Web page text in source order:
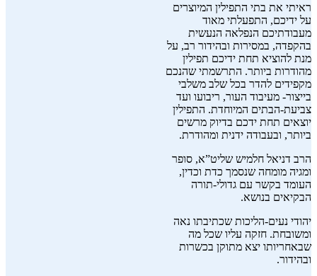
ראיתי את בתי התפילין המיוצרים
על ידיכם, התפעלתי מאוד
מעבודתיכם הנפלאה הנעשית
בהקפדה, במסירות ובהידור רב, על
מנת להוציא תחת ידיכם תפילין
מהודרות ביותר. התרשמתי שהנכם
מקפידים להדר בכל שלב משלבי
בייצור- מעיבוד העור, ריבועו ועד
צביעת-הבתים המיוחדת. התפילין
יוצאים תחת ידכם בדיוק מרשים
ביותר, ובעבודה ידנית ומהודרת.
הרב דניאל חלמיש שליט”א, סופר
ומגיה מומחה שנסמך כדת וכדין,
העומד בקשר עם גדולי-תורה
הבקיאים בנושא.
יהודי נעים-הליכות שכתיבתו נאה
ומשובחת. חזקה עליו שכל מה
שבאחריותו יצא מתוקן בכשרות
ובהידור.